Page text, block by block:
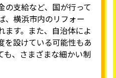
の支給など、国が行って
、横浜市内のリフォー
ます。また、自治体によ
を設けている可能性もあ
も、さまざまな細かい制